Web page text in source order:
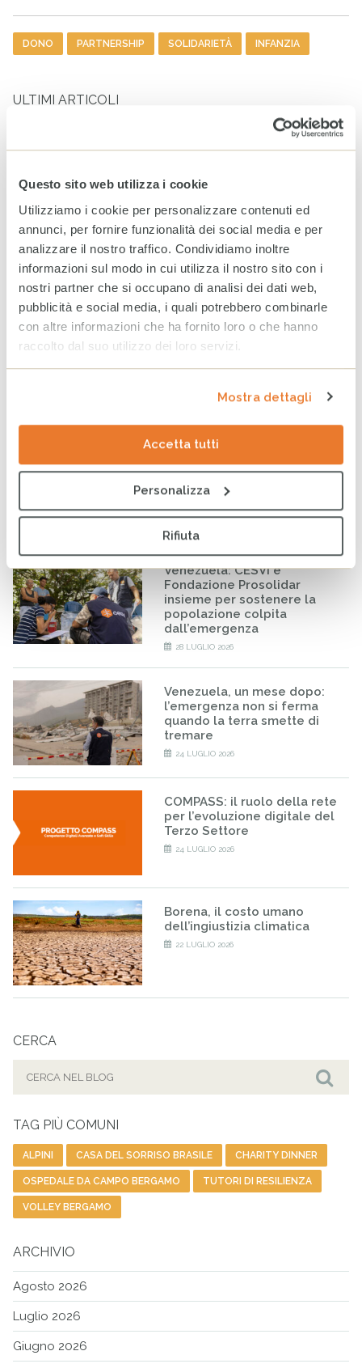
Questo sito web utilizza i cookie
Utilizziamo i cookie per personalizzare contenuti ed
annunci, per fornire funzionalità dei social media e per
analizzare il nostro traffico. Condividiamo inoltre
informazioni sul modo in cui utilizza il nostro sito con i
nostri partner che si occupano di analisi dei dati web,
pubblicità e social media, i quali potrebbero combinarle
con altre informazioni che ha fornito loro o che hanno
raccolto dal suo utilizzo dei loro servizi.
Mostra dettagli
Accetta tutti
Personalizza
Rifiuta
Tag
DONO PARTNERSHIP SOLIDARIETÀ INFANZIA
ULTIMI ARTICOLI
WhatsApp CESVI: le notizie
World Breastfeeding Week:
in Somalia, sostenere
l’allattamento significa
proteggere il futuro
4 AGOSTO 2026
Sudan, la guerra continua a
compromettere il futuro di
31 LUGLIO 2026
che ci ricorda il nostro
debito con la Terra
30 LUGLIO 2026
Venezuela: CESVI e
Fondazione Prosolidar
insieme per sostenere la
popolazione colpita
dall’emergenza
28 LUGLIO 2026
Venezuela, un mese dopo:
l’emergenza non si ferma
quando la terra smette di
tremare
24 LUGLIO 2026
COMPASS: il ruolo della rete
per l’evoluzione digitale del
Terzo Settore
24 LUGLIO 2026
Borena, il costo umano
dell’ingiustizia climatica
22 LUGLIO 2026
CERCA
TAG PIÙ COMUNI
ALPINI CASA DEL SORRISO BRASILE CHARITY DINNER
OSPEDALE DA CAMPO BERGAMO TUTORI DI RESILIENZA
VOLLEY BERGAMO
ARCHIVIO
Agosto 2026
Luglio 2026
Giugno 2026